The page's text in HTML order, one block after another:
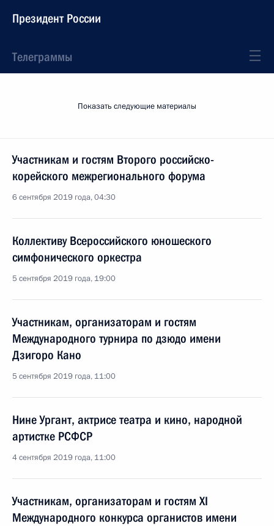
Президент России
Телеграммы
Показать следующие материалы
Участникам и гостям Второго российско-
корейского межрегионального форума
6 сентября 2019 года, 04:30
Коллективу Всероссийского юношеского
симфонического оркестра
5 сентября 2019 года, 19:00
Участникам, организаторам и гостям
Международного турнира по дзюдо имени
Дзигоро Кано
5 сентября 2019 года, 11:00
Нине Ургант, актрисе театра и кино, народной
артистке РСФСР
4 сентября 2019 года, 11:00
Участникам, организаторам и гостям XI
Международного конкурса органистов имени